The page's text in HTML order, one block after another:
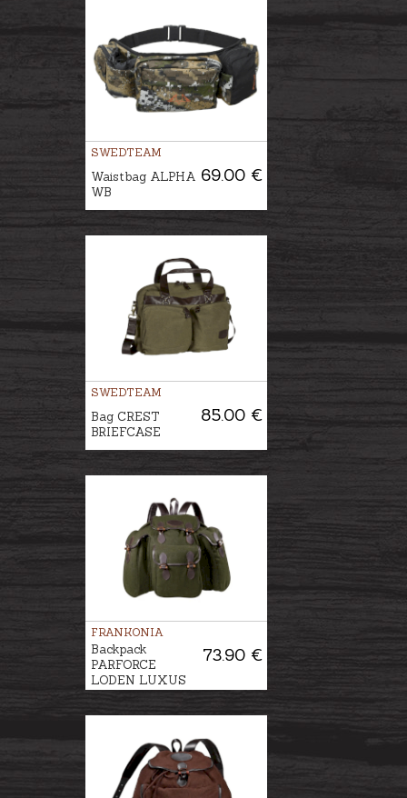
SWEDTEAM
69.00 €
Waistbag ALPHA
WB
SWEDTEAM
85.00 €
Bag CREST
BRIEFCASE
FRANKONIA
73.90 €
Backpack
PARFORCE
LODEN LUXUS